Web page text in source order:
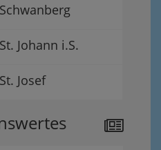
Johann i.S.
Josef